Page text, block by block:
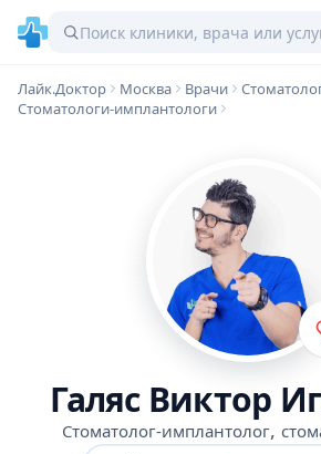
Лайк.Доктор Москва Врачи
Стоматологи-имплантологи
Галяс Виктор
Стоматолог-имплантолог,